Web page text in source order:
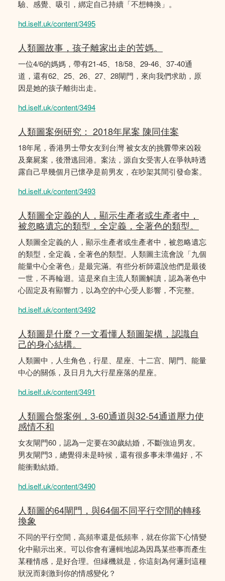
驗、感覺、吸引，綁定自己持續「不想轉換」。
hd.iself.uk/content/3495
人類圖故事，孩子離家出走的苦媽。
一位4/6的媽媽，帶有21-45、18/58、29-46、37-40通
道，還有62、25、26、27、28閘門，來向我們求助，原
因是她的孩子離街出走。
hd.iself.uk/content/3494
人類圖案例研究： 2018年尾案 陳同佳案
18年尾，香港男士帶女友到台灣 被女友的挑釁帶來凶殺
及棄屍案，後潛逃回港。案法，源自女受害人在爭執時透
露自己早幾個月已懷孕是前男友，在吵架其間引發命案。
hd.iself.uk/content/3493
人類圖全定義的人，顯示生產者或生產者中，
被忽略遺忘的類型，全定義，全著色的類型。
人類圖全定義的人，顯示生產者或生產者中，被忽略遺忘
的類型，全定義，全著色的類型。人類圖主流會說「九個
能量中心全著色」是最完滿。有些分析師還說他們是最後
一世，不再輪迴。這是來自主流人類圖解讀，認為著色中
心固定及有顯響力，以為空的中心受人影響，𣎴完整。
hd.iself.uk/content/3492
人類圖是什麼？一文看懂人類圖架構，認識自
己的身心結構。
人類圖中，人生角色，行星、星座、十二宫、閘門、能量
中心的關係，及日月九大行星座落的星座。
hd.iself.uk/content/3491
人類圖合盤案例，3-60通道與32-54通道壓力使
感情不和
女友閘門60，認為一定要在30歲結婚，不斷強迫男友。
男友閘門3，總覺得未是時候，還有很多事未準備好，不
能衝動結婚。
hd.iself.uk/content/3490
人類圖的64閘門，與64個不同平行空間的轉移
換象
不同的平行空間，高頻率還是低頻率，就在你當下心情變
化中顯示出來。可以你會有邏輯地認為因爲某些事而產生
某種情感，是好合理。但縁機就是，你這刻為何邏到這種
狀況而刺激到你的情感變化？